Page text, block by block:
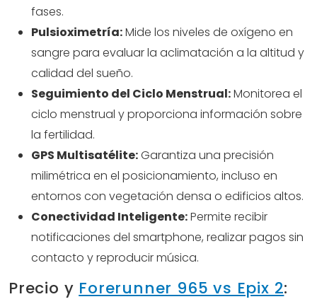
fases.
Pulsioximetría:Mide los niveles de oxígeno en
sangre para evaluar la aclimatación a la altitud y
calidad del sueño.
Seguimiento del Ciclo Menstrual:Monitorea el
ciclo menstrual y proporciona información sobre
la fertilidad.
GPS Multisatélite:Garantiza una precisión
milimétrica en el posicionamiento, incluso en
entornos con vegetación densa o edificios altos.
Conectividad Inteligente:Permite recibir
notificaciones del smartphone, realizar pagos sin
contacto y reproducir música.
Precio y Forerunner 965 vs Epix 2: